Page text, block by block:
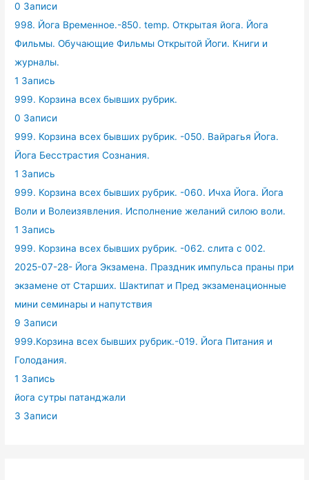
0 Записи
998. Йога Временное.-850. temp. Открытая йога. Йога
Фильмы. Обучающие Фильмы Открытой Йоги. Книги и
журналы.
1 Запись
999. Корзина всех бывших рубрик.
0 Записи
999. Корзина всех бывших рубрик. -050. Вайрагья Йога.
Йога Бесстрастия Сознания.
1 Запись
999. Корзина всех бывших рубрик. -060. Ичха Йога. Йога
Воли и Волеизявления. Исполнение желаний силою воли.
1 Запись
999. Корзина всех бывших рубрик. -062. слита с 002.
2025-07-28- Йога Экзамена. Праздник импульса праны при
экзамене от Старших. Шактипат и Пред экзаменационные
мини семинары и напутствия
9 Записи
999.Корзина всех бывших рубрик.-019. Йога Питания и
Голодания.
1 Запись
йога сутры патанджали
3 Записи